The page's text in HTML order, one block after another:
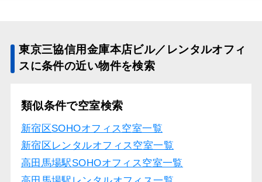
東京三協信用金庫本店ビル／レンタルオフィ
スに条件の近い物件を検索
類似条件で空室検索
新宿区SOHOオフィス空室一覧
新宿区レンタルオフィス空室一覧
高田馬場駅SOHOオフィス空室一覧